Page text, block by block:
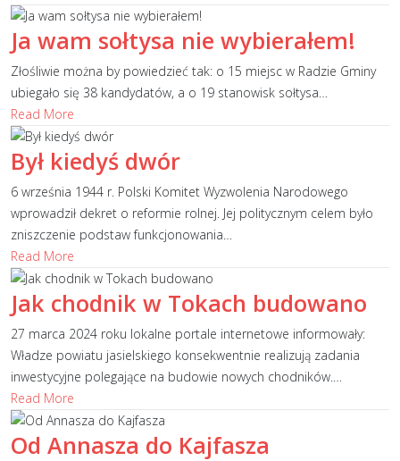
Ja wam sołtysa nie wybierałem!
Złośliwie można by powiedzieć tak: o 15 miejsc w Radzie Gminy
ubiegało się 38 kandydatów, a o 19 stanowisk sołtysa…
Read More
Był kiedyś dwór
6 września 1944 r. Polski Komitet Wyzwolenia Narodowego
wprowadził dekret o reformie rolnej. Jej politycznym celem było
zniszczenie podstaw funkcjonowania…
Read More
Jak chodnik w Tokach budowano
27 marca 2024 roku lokalne portale internetowe informowały:
Władze powiatu jasielskiego konsekwentnie realizują zadania
inwestycyjne polegające na budowie nowych chodników.…
Read More
Od Annasza do Kajfasza